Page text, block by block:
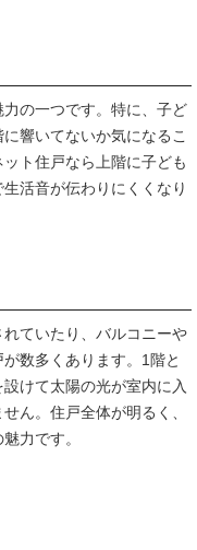
の一つです。特に、子ど
響いてないか気になるこ
ト住戸なら上階に子ども
活音が伝わりにくくなり
ていたり、バルコニーや
数多くあります。1階と
けて太陽の光が室内に入
ん。住戸全体が明るく、
力です。